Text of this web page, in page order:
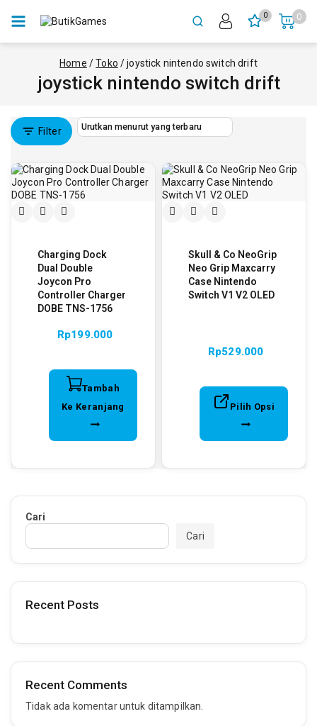
0 0
Home / Toko / joystick nintendo switch drift
joystick nintendo switch drift
Filter
Charging Dock
Dual Double
Joycon Pro
Controller Charger
DOBE TNS-1756
Rp199.000
Tambah
Ke Keranjang
Skull & Co NeoGrip
Neo Grip Maxcarry
Case Nintendo
Switch V1 V2 OLED
Rp529.000
Pilih Opsi
Cari
Cari
Recent Posts
Recent Comments
Tidak ada komentar untuk ditampilkan.